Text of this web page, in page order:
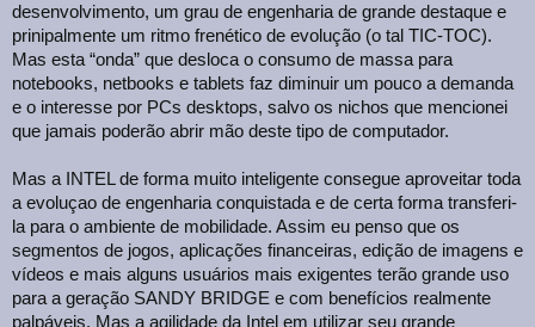
desenvolvimento, um grau de engenharia de grande destaque e
prinipalmente um ritmo frenético de evolução (o tal TIC-TOC).
Mas esta “onda” que desloca o consumo de massa para
notebooks, netbooks e tablets faz diminuir um pouco a demanda
e o interesse por PCs desktops, salvo os nichos que mencionei
que jamais poderão abrir mão deste tipo de computador.
Mas a INTEL de forma muito inteligente consegue aproveitar toda
a evoluçao de engenharia conquistada e de certa forma transferi-
la para o ambiente de mobilidade. Assim eu penso que os
segmentos de jogos, aplicações financeiras, edição de imagens e
vídeos e mais alguns usuários mais exigentes terão grande uso
para a geração SANDY BRIDGE e com benefícios realmente
palpáveis. Mas a agilidade da Intel em utilizar seu grande